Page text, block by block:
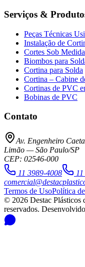
Serviços &
Peças Técnicas
Instalação de
Cortes Sob Medida
Biombos para
Cortina para Solda
Cortina – Cabine
Cortinas de PVC
Bobinas de PVC
Contato
Av. Engenheiro
Limão —São Paulo/SP
CEP: 02546-000
11 3989-4008
Termos de UsoPolítica
© 2026 Destac Plásticos
reservados.